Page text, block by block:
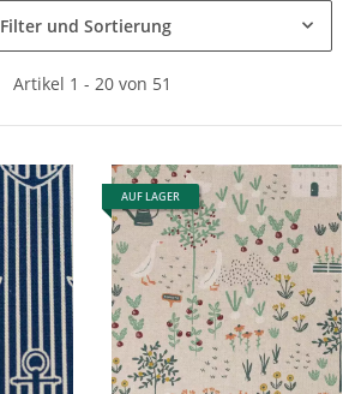
Filter und Sortierung
Artikel 1 - 20 von 51
AUF LAGER